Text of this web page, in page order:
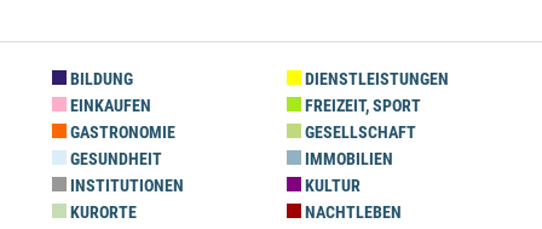
BILDUNG
DIENSTLEISTUNGEN
EINKAUFEN
FREIZEIT, SPORT
GASTRONOMIE
GESELLSCHAFT
GESUNDHEIT
IMMOBILIEN
INSTITUTIONEN
KULTUR
KURORTE
NACHTLEBEN